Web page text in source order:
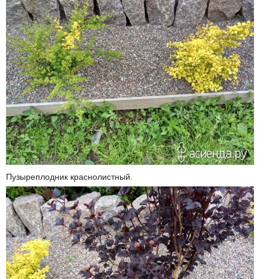
Пузыреплодник краснолистный.